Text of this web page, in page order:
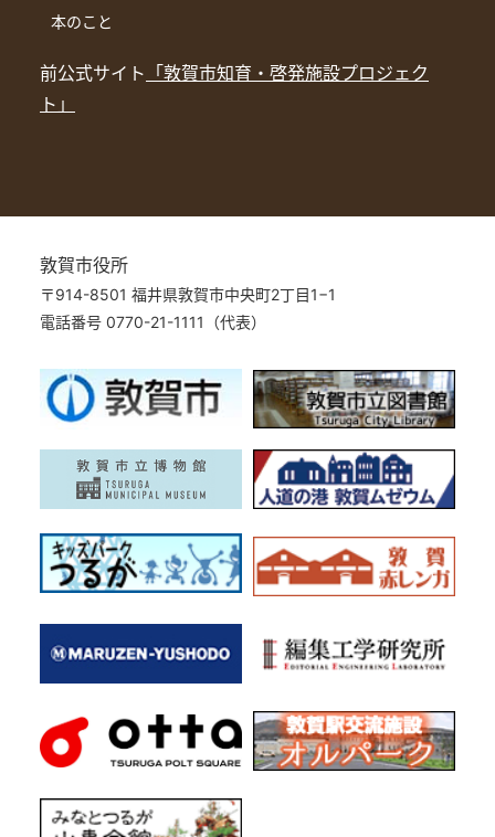
本のこと
前公式サイト 「敦賀市知育・啓発施設プロジェク
ト」
敦賀市役所
〒914-8501 福井県敦賀市中央町2丁目1−1
電話番号 0770-21-1111（代表）